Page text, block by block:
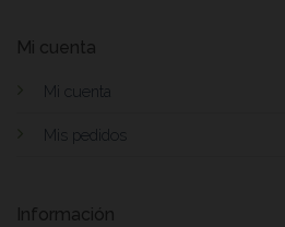
Mi cuenta
Mi cuenta
Mis pedidos
Información